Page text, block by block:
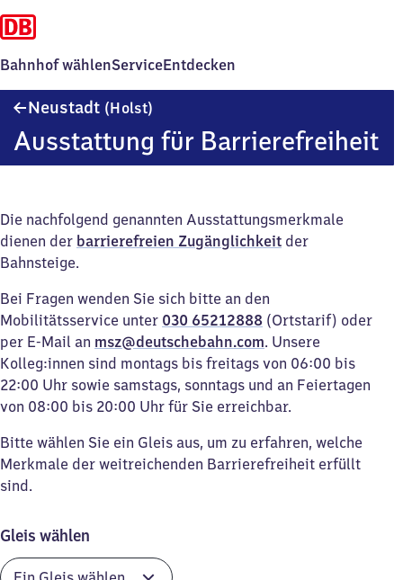
Bahnhof wählenServiceEntdecken
Neustadt (Holst)
Ausstattung für Barrierefreiheit
Die nachfolgend genannten Ausstattungsmerkmale
dienen der barrierefreien Zugänglichkeit der
Bahnsteige.
Bei Fragen wenden Sie sich bitte an den
Mobilitätsservice unter 030 65212888 (Ortstarif) oder
per E-Mail an msz@deutschebahn.com. Unsere
Kolleg:innen sind montags bis freitags von 06:00 bis
22:00 Uhr sowie samstags, sonntags und an Feiertagen
von 08:00 bis 20:00 Uhr für Sie erreichbar.
Bitte wählen Sie ein Gleis aus, um zu erfahren, welche
Merkmale der weitreichenden Barrierefreiheit erfüllt
sind.
Gleis wählen